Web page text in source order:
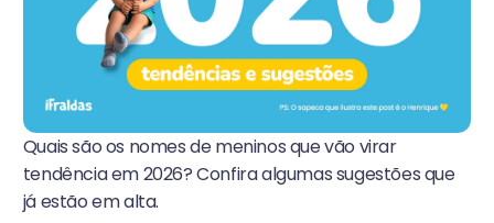
Quais são os nomes de meninos que vão virar
tendência em 2026? Confira algumas sugestões que
já estão em alta.